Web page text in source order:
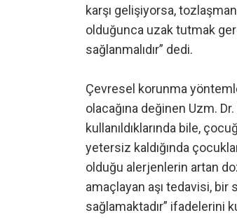
karşı gelişiyorsa,
olduğunca uzak tutmak
sağlanmalıdır” dedi.
Çevresel korunma
olacağına değinen Uzm.
kullanıldıklarında bile,
yetersiz kaldığında
olduğu alerjenlerin artan
amaçlayan aşı tedavisi,
sağlamaktadır” ifadelerini